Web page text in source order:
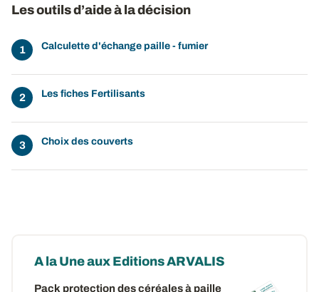
Les outils d’aide à la décision
Calculette d'échange paille - fumier
Les fiches Fertilisants
Choix des couverts
A la Une aux Editions ARVALIS
Pack protection des céréales à paille